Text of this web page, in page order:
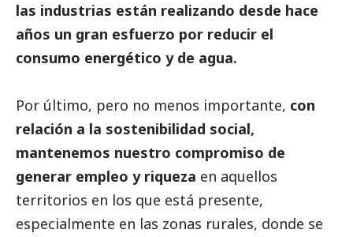
las industrias están realizando desde hace
años un gran esfuerzo por reducir el
consumo energético y de agua.
Por último, pero no menos importante, con
relación a la sostenibilidad social,
mantenemos nuestro compromiso de
generar empleo y riqueza en aquellos
territorios en los que está presente,
especialmente en las zonas rurales, donde se